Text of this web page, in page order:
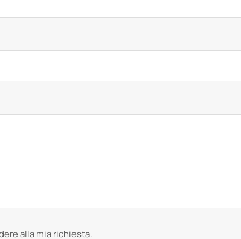
alla mia richiesta.